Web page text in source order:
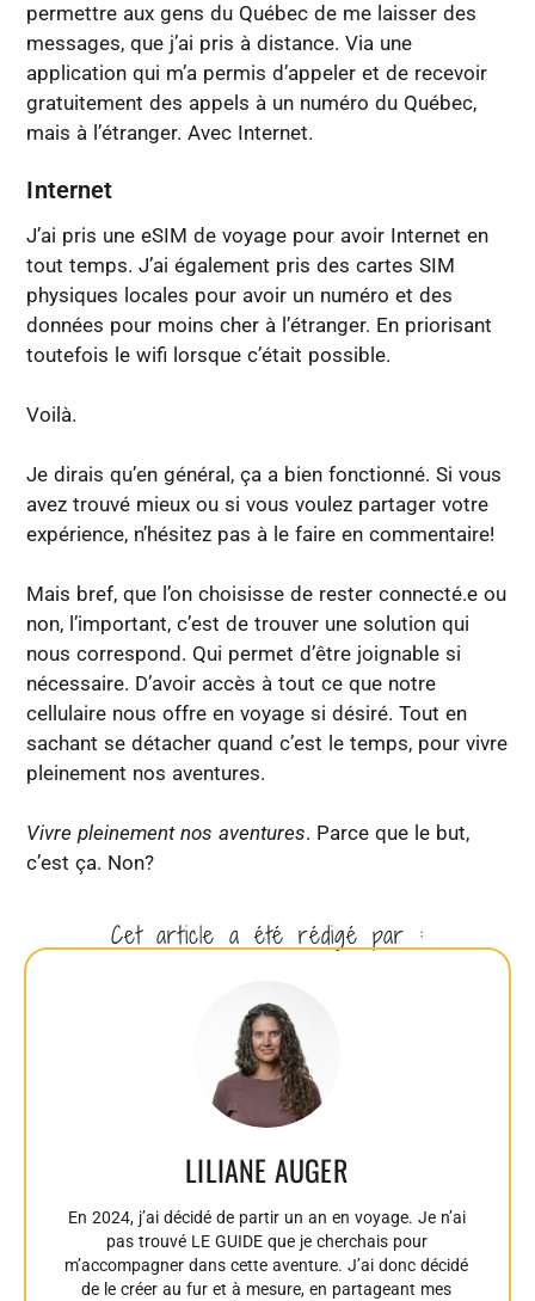
permettre aux gens du Québec de me laisser des
messages, que j’ai pris à distance. Via une
application qui m’a permis d’appeler et de recevoir
gratuitement des appels à un numéro du Québec,
mais à l’étranger. Avec Internet.
Internet
J’ai pris une eSIM de voyage pour avoir Internet en
tout temps. J’ai également pris des cartes SIM
physiques locales pour avoir un numéro et des
données pour moins cher à l’étranger. En priorisant
toutefois le wifi lorsque c’était possible.
Voilà.
Je dirais qu’en général, ça a bien fonctionné. Si vous
avez trouvé mieux ou si vous voulez partager votre
expérience, n’hésitez pas à le faire en commentaire!
Mais bref, que l’on choisisse de rester connecté.e ou
non, l’important, c’est de trouver une solution qui
nous correspond. Qui permet d’être joignable si
nécessaire. D’avoir accès à tout ce que notre
cellulaire nous offre en voyage si désiré. Tout en
sachant se détacher quand c’est le temps, pour vivre
pleinement nos aventures.
Vivre pleinement nos aventures. Parce que le but,
c’est ça. Non?
Cet article a été rédigé par :
LILIANE AUGER
En 2024, j’ai décidé de partir un an en voyage. Je n’ai
pas trouvé LE GUIDE que je cherchais pour
m’accompagner dans cette aventure. J’ai donc décidé
de le créer au fur et à mesure, en partageant mes